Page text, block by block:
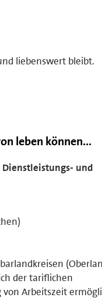
liebenswert bleibt.
leben können...
und
der tariflichen
Arbeitszeit